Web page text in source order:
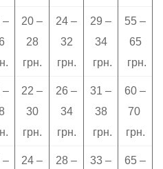
–
20 –
28
грн.
24 –
32
грн.
29 –
34
грн.
55 –
65
грн.
–
22 –
30
грн.
26 –
34
грн.
31 –
38
грн.
60 –
70
грн.
–
24 –
28 –
33 –
65 –